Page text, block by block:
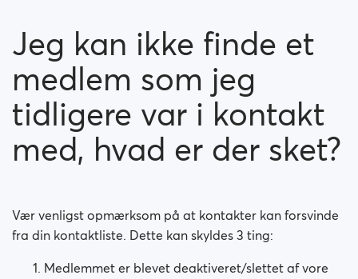
Er der en begrænsning på hvor mange medlemmer
jeg kan kontakte?
Jeg kan ikke finde et medlem som jeg tidligere var i
kontakt med, hvad er der sket?
Jeg kan ikke finde et
medlem som jeg
tidligere var i kontakt
med, hvad er der sket?
Vær venligst opmærksom på at kontakter kan forsvinde
fra din kontaktliste. Dette kan skyldes 3 ting:
Medlemmet er blevet deaktiveret/slettet af vore